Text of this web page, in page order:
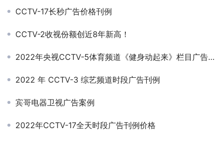
CCTV-17长秒广告价格刊例
CCTV-2收视份额创近8年新高！
2022年央视CCTV-5体育频道《健身动起来》栏目广告价格
2022 年 CCTV-3 综艺频道时段广告刊例
宾哥电器卫视广告案例
2022年CCTV-17全天时段广告刊例价格